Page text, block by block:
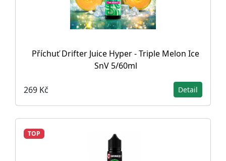
Příchuť Drifter Juice Hyper - Triple Melon Ice
SnV 5/60ml
269 Kč Detail
TOP